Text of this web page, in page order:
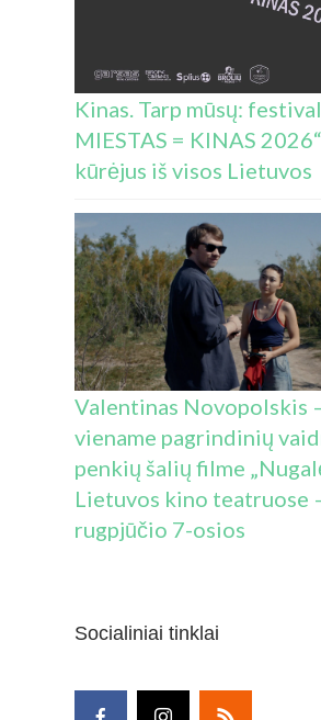
Kinas. Tarp mūsų:
MIESTAS = KINAS
kūrėjus iš visos Lietuvos
Valentinas Novopolskis
viename pagrindinių
penkių šalių filme
Lietuvos kino teatruose
rugpjūčio 7-osios
Socialiniai tinklai